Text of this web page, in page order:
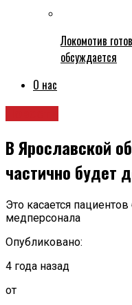
Локомотив
обсуждается
О нас
В Ярославской
частично будет
Это касается
медперсонала
Опубликовано:
4 года назад
от